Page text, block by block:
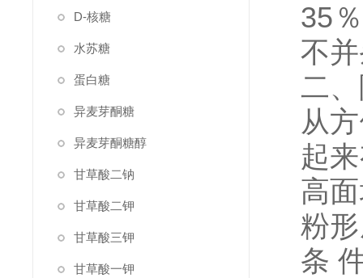
D-核糖
水苏糖
蛋白糖
异麦芽酮糖
异麦芽酮糖醇
甘草酸二钠
甘草酸二钾
甘草酸三钾
甘草酸一钾
35
不
二
从
起
高
粉
条